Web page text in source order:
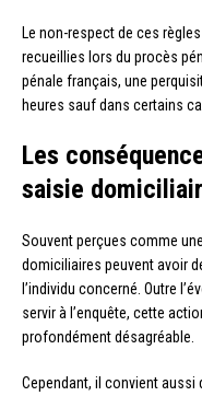
Le non-respect de ces
recueillies lors du procès
pénale français, une
heures sauf dans certains
Les
saisie
Souvent perçues comme
domiciliaires peuvent avoir
l’individu concerné. Outre
servir à l’enquête, cette
profondément désagréable.
Cependant, il convient